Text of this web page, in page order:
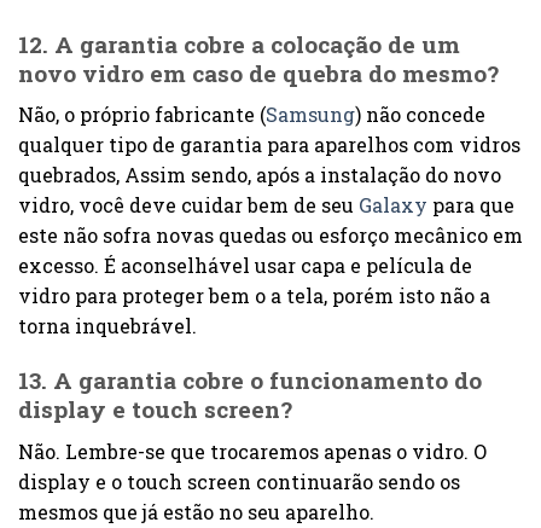
12. A garantia cobre a colocação de um
novo vidro em caso de quebra do mesmo?
Não, o próprio fabricante (Samsung) não concede
qualquer tipo de garantia para aparelhos com vidros
quebrados, Assim sendo, após a instalação do novo
vidro, você deve cuidar bem de seu Galaxy para que
este não sofra novas quedas ou esforço mecânico em
excesso. É aconselhável usar capa e película de
vidro para proteger bem o a tela, porém isto não a
torna inquebrável.
13. A garantia cobre o funcionamento do
display e touch screen?
Não. Lembre-se que trocaremos apenas o vidro. O
display e o touch screen continuarão sendo os
mesmos que já estão no seu aparelho.